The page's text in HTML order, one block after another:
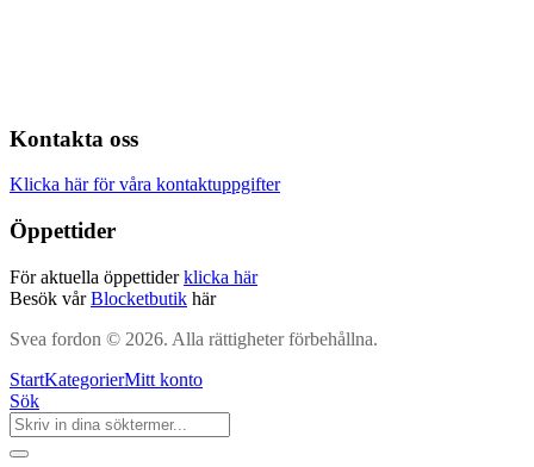
Kontakta oss
Klicka här för våra kontaktuppgifter
Öppettider
För aktuella öppettiderklicka här
Besök vårBlocketbutik här
Svea fordon © 2026. Alla rättigheter förbehållna.
StartKategorierMitt konto
Sök